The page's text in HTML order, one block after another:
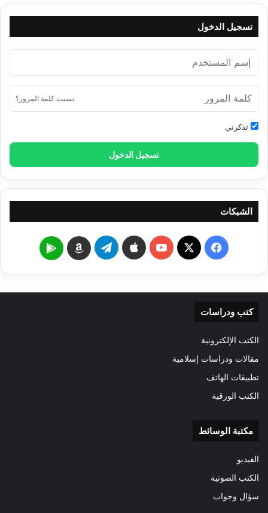
تسجيل الدخول
نسيت كلمة المرور؟
تذكرني
تسجيل الدخول
الشبكات
فيسبوك
‫X
‫YouTube تيلقرام Amazon
Google
Play
كتب ودراسات
الكتب الإلكترونية
مقالات ودراسات إسلامية
تطبيقات الهاتف
الكتب الورقية
مكتبة الوسائط
الفيديو
الكتب الصوتية
سؤال وجواب